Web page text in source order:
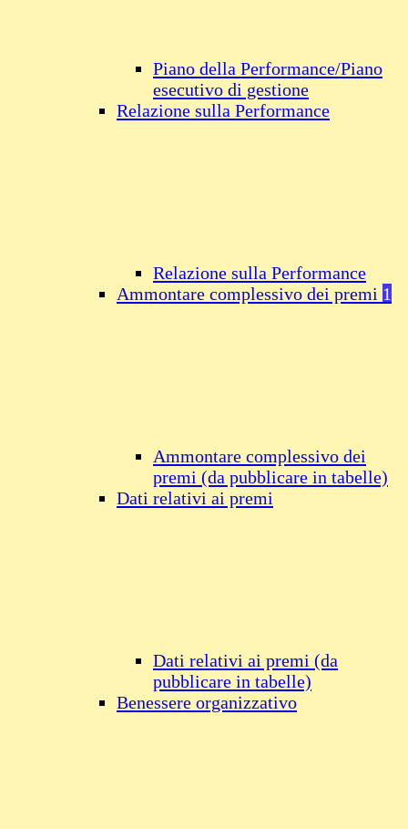
Piano della Performance/Piano
esecutivo di gestione
Relazione sulla Performance
Relazione sulla Performance
Ammontare complessivo dei premi 1
Ammontare complessivo dei
premi (da pubblicare in tabelle)
Dati relativi ai premi
Dati relativi ai premi (da
pubblicare in tabelle)
Benessere organizzativo